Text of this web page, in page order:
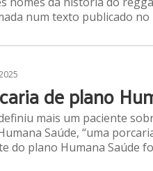
num texto publicado
de plano
mais um paciente
Saúde, “uma
do plano Humana Saúde